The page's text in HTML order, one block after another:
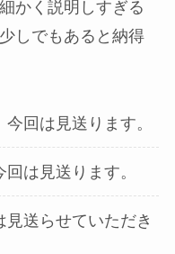
かく説明しすぎる
しでもあると納得
回は見送ります。
は見送ります。
送らせていただき